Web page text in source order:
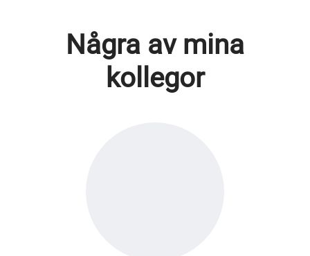
Några av mina
kollegor